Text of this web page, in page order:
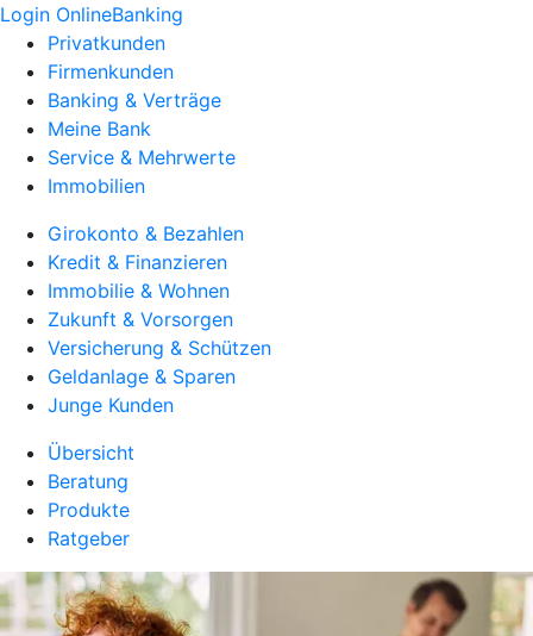
Login OnlineBanking
Privatkunden
Firmenkunden
Banking & Verträge
Meine Bank
Service & Mehrwerte
Immobilien
Girokonto & Bezahlen
Kredit & Finanzieren
Immobilie & Wohnen
Zukunft & Vorsorgen
Versicherung & Schützen
Geldanlage & Sparen
Junge Kunden
Übersicht
Beratung
Produkte
Ratgeber